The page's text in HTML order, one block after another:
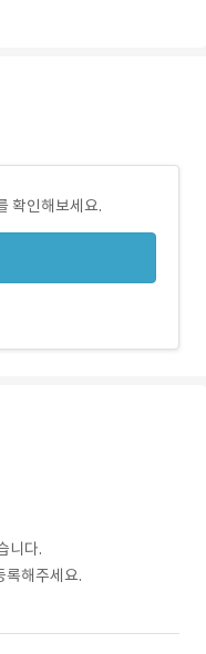
확인해보세요.
니다.
록해주세요.